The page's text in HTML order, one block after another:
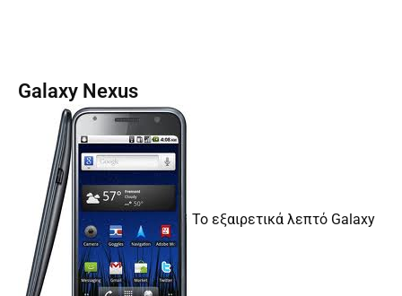
Galaxy Nexus
Το εξαιρετικά λεπτό Galaxy